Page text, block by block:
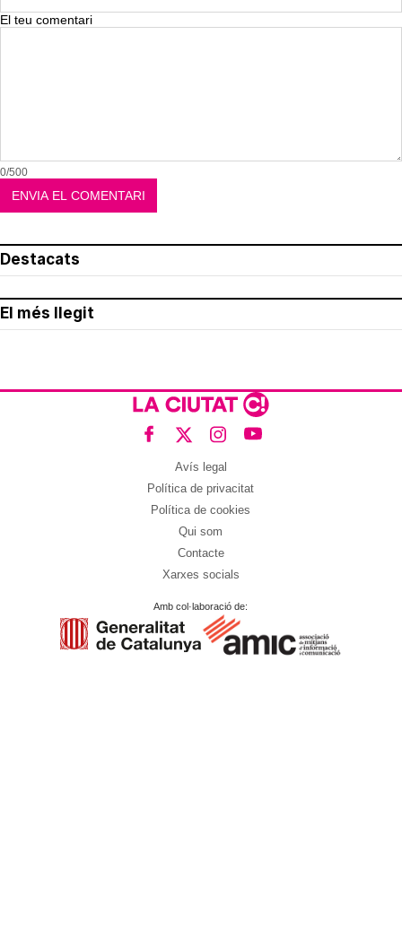
El teu comentari
0/500
Destacats
El més llegit
Avís legal
Política de privacitat
Política de cookies
Qui som
Contacte
Xarxes socials
Amb col·laboració de: